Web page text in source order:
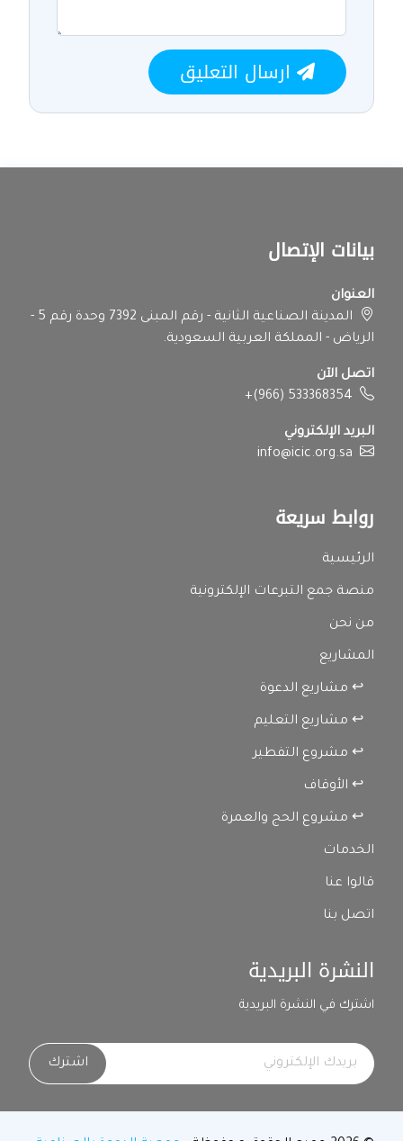
ارسال التعليق
بيانات الإتصال
العنوان
المدينة الصناعية الثانية - رقم المبنى 7392 وحدة رقم 5 -
الرياض - المملكة العربية السعودية.
اتصل الآن
+(966) 533368354
البريد الإلكتروني
info@icic.org.sa
روابط سريعة
الرئيسية
منصة جمع التبرعات الإلكترونية
من نحن
المشاريع
↩ مشاريع الدعوة
↩ مشاريع التعليم
↩ مشروع التفطير
↩ الأوقاف
↩ مشروع الحج والعمرة
الخدمات
قالوا عنا
اتصل بنا
النشرة البريدية
اشترك في النشرة البريدية
اشترك